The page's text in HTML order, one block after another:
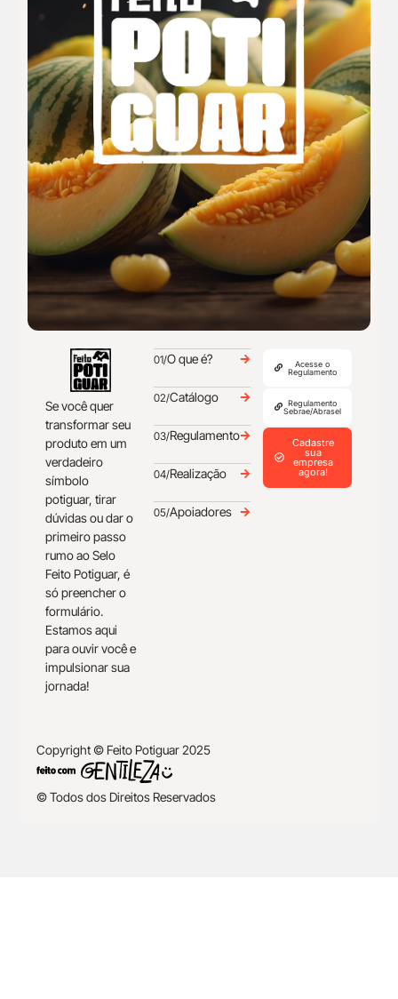
Se você quer
transformar seu
produto em um
verdadeiro
símbolo
potiguar, tirar
dúvidas ou dar o
primeiro passo
rumo ao Selo
Feito Potiguar, é
só preencher o
formulário.
Estamos aqui
para ouvir você e
impulsionar sua
jornada!
01/O que é?
02/Catálogo
03/Regulamento
04/Realização
05/Apoiadores
Acesse o
Regulamento
Regulamento
Sebrae/Abrasel
Cadastre
sua
empresa
agora!
Copyright © Feito Potiguar 2025
© Todos dos Direitos Reservados